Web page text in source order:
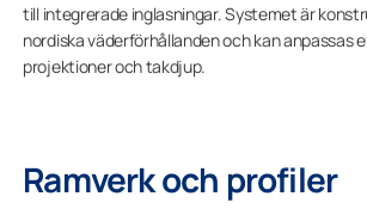
till integrerade inglasningar. Systemet är
nordiska väderförhållanden och kan anpassas
projektioner och takdjup.
Ramverk och profiler